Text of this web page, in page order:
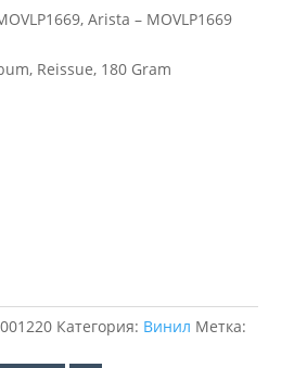
Arista – MOVLP1669
Reissue, 180 Gram
Категория: Винил Метка: